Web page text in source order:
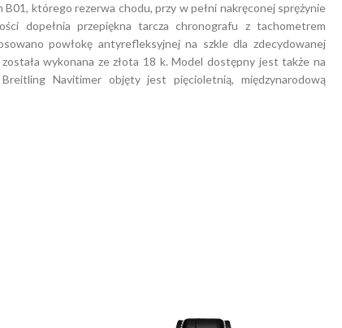
którego rezerwa chodu, przy w pełni nakręconej sprężynie
dopełnia przepiękna tarcza chronografu z tachometrem
powłokę antyrefleksyjnej na szkle dla zdecydowanej
wykonana ze złota 18 k. Model dostępny jest także na
Navitimer objęty jest pięcioletnią, międzynarodową